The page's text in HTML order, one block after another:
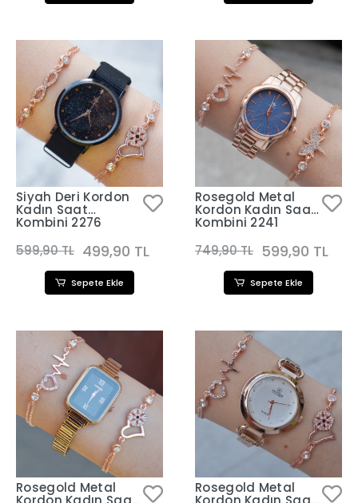
Siyah Deri Kordon
Kadın Saat
Kombini 2276
599,90 TL 499,90 TL
Sepete Ekle
Rosegold Metal
Kordon Kadın Saat
Kombini 2241
749,90 TL 599,90 TL
Sepete Ekle
Rosegold Metal Rosegold Metal